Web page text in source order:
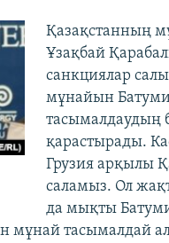
Қазақстанның
Ұзақбай
санкциялар
мұнайын
тасымалдаудың
қарастырады.
Грузия арқылы
саламыз. Ол
да мықты
мұнай тасымалдай